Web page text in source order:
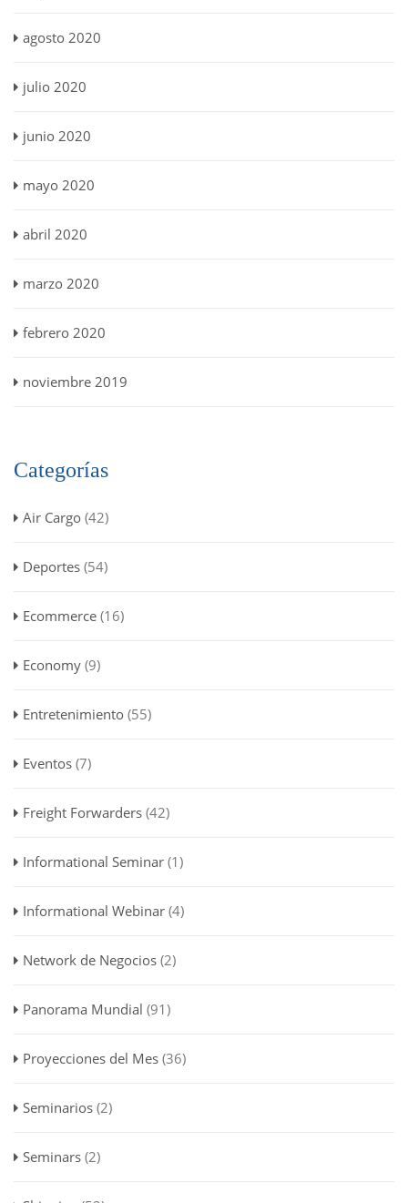
agosto 2020
julio 2020
junio 2020
mayo 2020
abril 2020
marzo 2020
febrero 2020
noviembre 2019
Categorías
Air Cargo (42)
Deportes (54)
Ecommerce (16)
Economy (9)
Entretenimiento (55)
Eventos (7)
Freight Forwarders (42)
Informational Seminar (1)
Informational Webinar (4)
Network de Negocios (2)
Panorama Mundial (91)
Proyecciones del Mes (36)
Seminarios (2)
Seminars (2)